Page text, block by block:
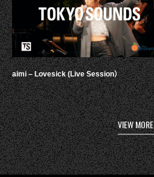
aimi – Lovesick (Live Session）
VIEW MORE